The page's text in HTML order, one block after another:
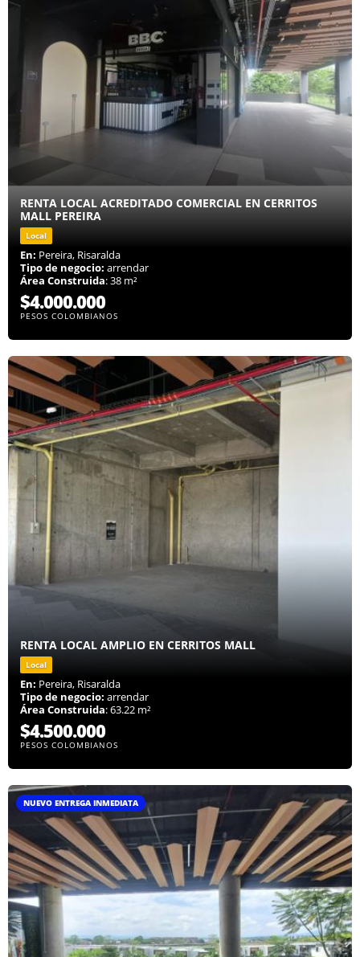
RENTA LOCAL ACREDITADO COMERCIAL EN CERRITOS
MALL PEREIRA
Local
En: Pereira, Risaralda
Tipo de negocio: arrendar
Área Construida: 38 m²
$4.000.000
PESOS COLOMBIANOS
RENTA LOCAL AMPLIO EN CERRITOS MALL
Local
En: Pereira, Risaralda
Tipo de negocio: arrendar
Área Construida: 63.22 m²
$4.500.000
PESOS COLOMBIANOS
NUEVO ENTREGA INMEDIATA